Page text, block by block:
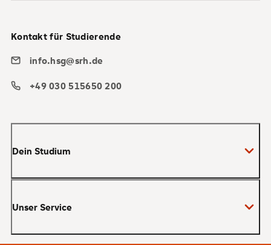
Dein Studium
Master
MBA
Unser Service
Kontakt für Studierende
info.hsg@srh.de
+49 030 515650 200